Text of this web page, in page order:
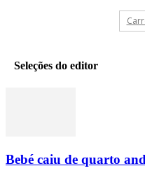
Seleções do editor
Bebé caiu de quarto